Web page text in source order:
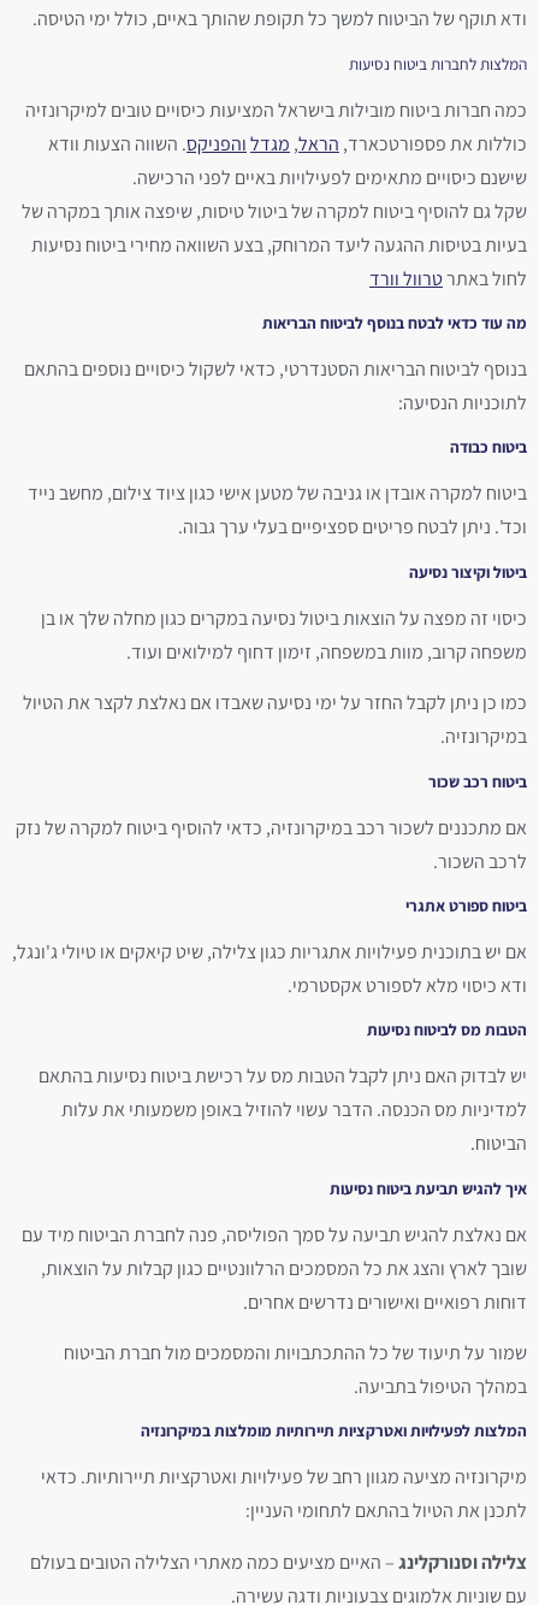
ודא תוקף של הביטוח למשך כל תקופת שהותך באיים, כולל ימי הטיסה.
המלצות לחברות ביטוח נסיעות
כמה חברות ביטוח מובילות בישראל המציעות כיסויים טובים למיקרונזיה
כוללות את פספורטכארד, הראל, מגדלוהפניקס. השווה הצעות וודא
שישנם כיסויים מתאימים לפעילויות באיים לפני הרכישה.
שקל גם להוסיף ביטוח למקרה של ביטול טיסות, שיפצה אותך במקרה של
בעיות בטיסות ההגעה ליעד המרוחק, בצע השוואה מחירי ביטוח נסיעות
לחול באתרטרוול וורד
מה עוד כדאי לבטח בנוסף לביטוח הבריאות
בנוסף לביטוח הבריאות הסטנדרטי, כדאי לשקול כיסויים נוספים בהתאם
לתוכניות הנסיעה:
ביטוח כבודה
ביטוח למקרה אובדן או גניבה של מטען אישי כגון ציוד צילום, מחשב נייד
וכד'. ניתן לבטח פריטים ספציפיים בעלי ערך גבוה.
ביטול וקיצור נסיעה
כיסוי זה מפצה על הוצאות ביטול נסיעה במקרים כגון מחלה שלך או בן
משפחה קרוב, מוות במשפחה, זימון דחוף למילואים ועוד.
כמו כן ניתן לקבל החזר על ימי נסיעה שאבדו אם נאלצת לקצר את הטיול
במיקרונזיה.
ביטוח רכב שכור
אם מתכננים לשכור רכב במיקרונזיה, כדאי להוסיף ביטוח למקרה של נזק
לרכב השכור.
ביטוח ספורט אתגרי
אם יש בתוכנית פעילויות אתגריות כגון צלילה, שיט קיאקים או טיולי ג'ונגל,
ודא כיסוי מלא לספורט אקסטרמי.
הטבות מס לביטוח נסיעות
יש לבדוק האם ניתן לקבל הטבות מס על רכישת ביטוח נסיעות בהתאם
למדיניות מס הכנסה. הדבר עשוי להוזיל באופן משמעותי את עלות
הביטוח.
איך להגיש תביעת ביטוח נסיעות
אם נאלצת להגיש תביעה על סמך הפוליסה, פנה לחברת הביטוח מיד עם
שובך לארץ והצג את כל המסמכים הרלוונטיים כגון קבלות על הוצאות,
דוחות רפואיים ואישורים נדרשים אחרים.
שמור על תיעוד של כל ההתכתבויות והמסמכים מול חברת הביטוח
במהלך הטיפול בתביעה.
המלצות לפעילויות ואטרקציות תיירותיות מומלצות במיקרונזיה
מיקרונזיה מציעה מגוון רחב של פעילויות ואטרקציות תיירותיות. כדאי
לתכנן את הטיול בהתאם לתחומי העניין:
צלילה וסנורקלינג– האיים מציעים כמה מאתרי הצלילה הטובים בעולם
עם שוניות אלמוגים צבעוניות ודגה עשירה.